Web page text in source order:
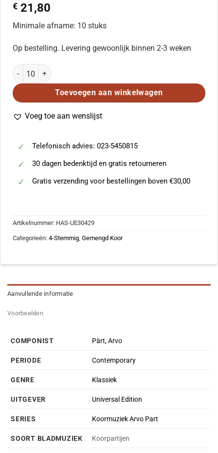
€ 21,80
Minimale afname: 10 stuks
Op bestelling. Levering gewoonlijk binnen 2-3 weken
Arvo Part: Dopo la vittoria aantal
Toevoegen aan winkelwagen
Voeg toe aan wenslijst
Telefonisch advies: 023-5450815
30 dagen bedenktijd en gratis retourneren
Gratis verzending voor bestellingen boven €30,00
Artikelnummer: HAS-UE30429
Categorieën: 4-Stemmig, Gemengd Koor
Aanvullende informatie
Voorbeelden
COMPONIST Pärt, Arvo
PERIODE Contemporary
GENRE Klassiek
UITGEVER Universal Edition
SERIES Koormuziek Arvo Part
SOORT BLADMUZIEK Koorpartijen